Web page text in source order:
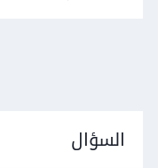
السؤال